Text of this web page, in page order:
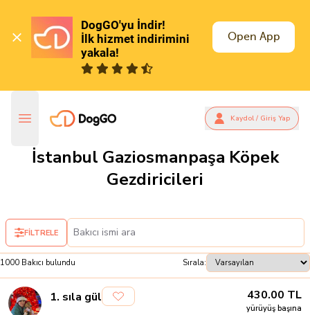
DogGO'yu İndir!
İlk hizmet indirimini
yakala!
Open App
Kaydol / Giriş Yap
İstanbul Gaziosmanpaşa Köpek
Gezdiricileri
FİLTRELE
1000 Bakıcı bulundu Sırala:
1. sıla gül 430.00 TL
yürüyüş başına